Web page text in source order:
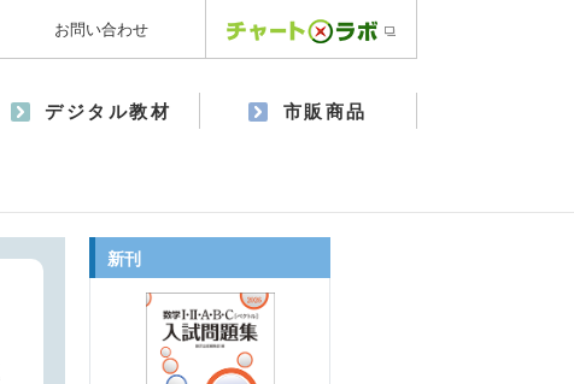
お問い合わせ
デジタル教材 市販商品
新刊